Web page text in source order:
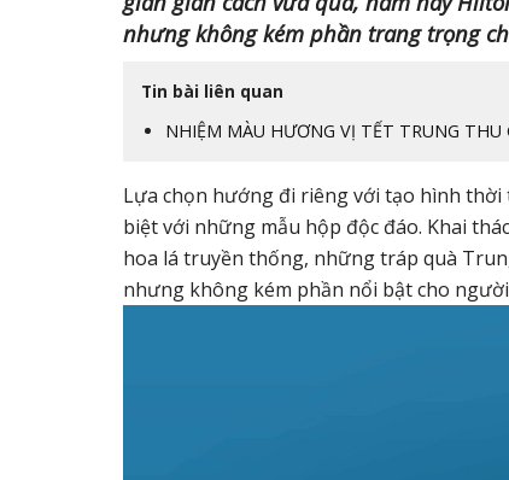
nhưng không kém phần trang trọng
Tin bài liên quan
NHIỆM MÀU HƯƠNG VỊ TẾT TRUNG THU
Lựa chọn hướng đi riêng với tạo hình
biệt với những mẫu hộp độc đáo. Khai
hoa lá truyền thống, những tráp quà
nhưng không kém phần nổi bật cho